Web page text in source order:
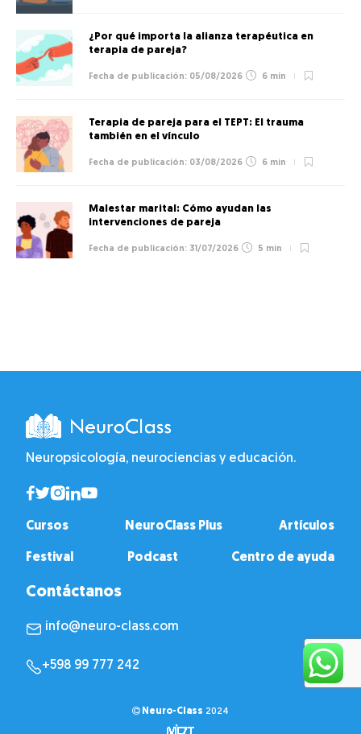
¿Por qué importa la alianza terapéutica en
terapia de pareja?
05/08/2026 6 min
Terapia de pareja para el TEPT: El trauma
también en el vínculo
03/08/2026 6 min
Malestar marital: Cómo ayudan las
intervenciones de pareja
31/07/2026 5 min
Neuropsicología, neurociencias y educación.
Cursos NeuroClass Plus Artículos
Festival Podcast Centro de ayuda
Contáctanos
info@neuro-class.com
+598 99 777 242
Neuro-Class 2024